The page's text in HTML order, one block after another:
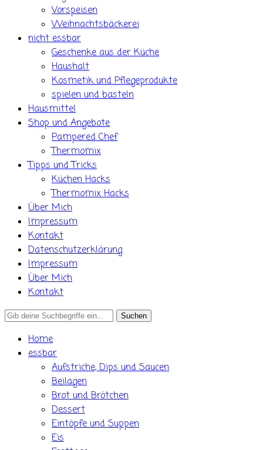
Vorspeisen
Weihnachtsbäckerei
nicht essbar
Geschenke aus der Küche
Haushalt
Kosmetik und Pflegeprodukte
spielen und basteln
Hausmittel
Shop und Angebote
Pampered Chef
Thermomix
Tipps und Tricks
Küchen Hacks
Thermomix Hacks
Über Mich
Impressum
Kontakt
Datenschutzerklärung
Impressum
Über Mich
Kontakt
Search
Home
essbar
Aufstriche, Dips und Saucen
Beilagen
Brot und Brötchen
Dessert
Eintöpfe und Suppen
Eis